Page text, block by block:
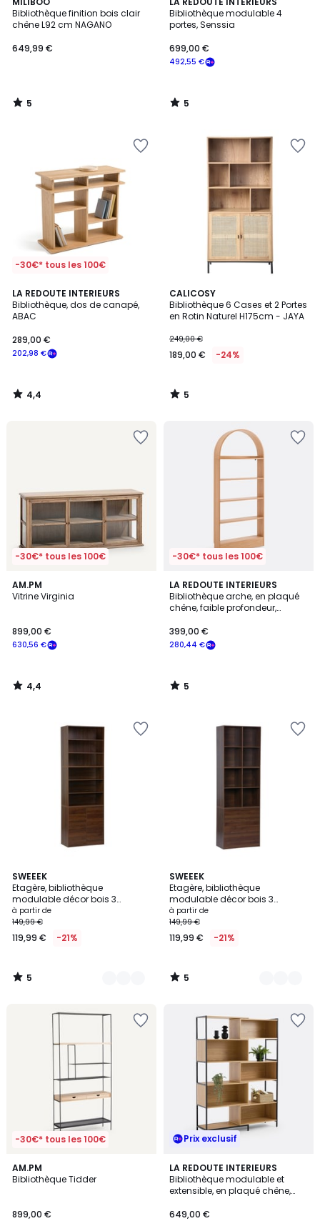
Bibliothèque finition bois clair
chêne L92 cm NAGANO
649,99 €
/
5
5
/
Bibliothèque modulable 4
portes, Senssia
492,55 €
699,00 €
/
5
5
/
-30€* tous les 100€
LA REDOUTE INTERIEURS
Bibliothèque, dos de canapé,
ABAC
202,98 €
289,00 €
4,4
/ 5
4,4
/
CALICOSY
Bibliothèque 6 Cases et 2 Portes
en Rotin Naturel H175cm - JAYA
249,00 €
189,00 € -24%
5
/
5
5
/
-30€* tous les 100€
AM.PM
Vitrine Virginia
630,56 €
899,00 €
4,4
/ 5
4,4
/
-30€* tous les 100€
LA REDOUTE INTERIEURS
Bibliothèque arche, en plaqué
chêne, faible profondeur,
280,44 €
399,00 €
5
/
5
5
/
SWEEEK
Etagère, bibliothèque
modulable décor bois 3
éléments - 2 portes 5 étagères
KOMPO
à partir de
149,99 €
119,99 € -21%
5
/
5
2
Couleurs
5
/
SWEEEK
Etagère, bibliothèque
modulable décor bois 3
éléments - 3 tiroirs 8 niches
KOMPO
à partir de
149,99 €
119,99 € -21%
5
/
5
3
Couleurs
5
/
-30€* tous les 100€
AM.PM
Bibliothèque Tidder
899,00 €
4,9
/ 5
Prix exclusif
LA REDOUTE INTERIEURS
Bibliothèque modulable et
extensible, en plaqué chêne,
649,00 €
4,1
/ 5